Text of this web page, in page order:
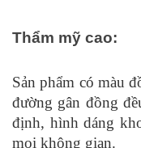
Thẩm mỹ cao:
Sản phẩm có màu
đường gân đồng
định, hình dáng
mọi không gian.